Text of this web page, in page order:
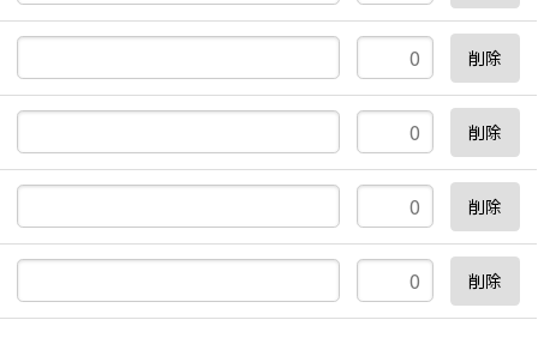
削除
削除
削除
削除